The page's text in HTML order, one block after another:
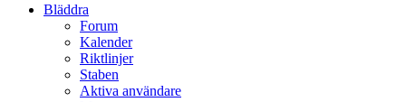
Bläddra
Forum
Kalender
Riktlinjer
Staben
Aktiva användare